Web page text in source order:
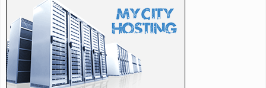
eksperiment": ...
20:54:Od danas novi iznosi akciza na cigarete i rezani duvan
20:54:(POLUVREME) KATAI SLOMIO PAZARCE: Crvena zvezda tek u
završnici ...